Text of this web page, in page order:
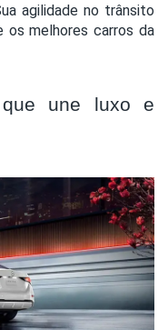
agilidade no trânsito
os melhores carros da
une luxo e